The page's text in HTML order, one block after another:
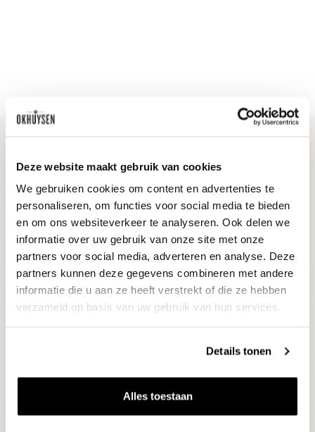
Deze website maakt gebruik van cookies
We gebruiken cookies om content en advertenties te
personaliseren, om functies voor social media te bieden
en om ons websiteverkeer te analyseren. Ook delen we
informatie over uw gebruik van onze site met onze
partners voor social media, adverteren en analyse. Deze
partners kunnen deze gegevens combineren met andere
informatie die u aan ze heeft verstrekt of die ze hebben
verzameld op basis van uw gebruik van hun services.
Details tonen
Alles toestaan
Blijf op de hoogte
Ontvang het laatste wijnnieuws, proeverijen en
evenementen
E-mailadres
Aanmelden